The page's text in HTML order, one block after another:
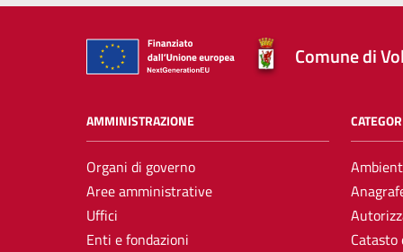
Comune di
AMMINISTRAZIONE
Organi di governo
Aree amministrative
Uffici
Enti e fondazioni